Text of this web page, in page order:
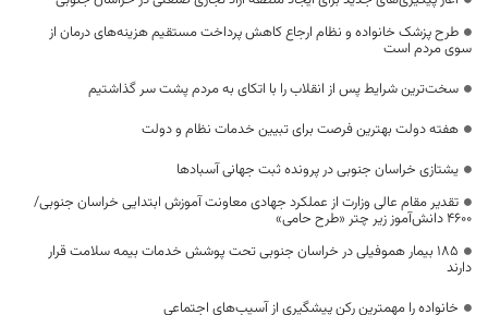
طرح پزشک خانواده و نظام ارجاع کاهش پرداخت مستقیم هزینه‌های درمان از
سوی مردم است
سخت‌ترین شرایط پس از انقلاب را با اتکای به مردم پشت سر گذاشتیم
هفته دولت بهترین فرصت برای تبیین خدمات نظام و دولت
یشتازی خراسان جنوبی در پرونده ثبت جهانی آسبادها
تقدیر مقام عالی وزارت از عملکرد جهادی معاونت آموزش ابتدایی خراسان جنوبی/
۴۶۰۰ دانش‌آموز زیر چتر «طرح حامی»
۱۸۵ بیمار هموفیلی در خراسان جنوبی تحت پوشش خدمات بیمه سلامت قرار
دارند
خانواده را مهمترین رکن پیشگیری از آسیب‌های اجتماعی